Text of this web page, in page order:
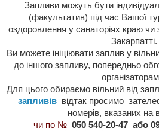
Запливи можуть бути
(факультатив) під час Вашої
оздоровлення у санаторіях краю чи
Закарпатті.
Ви можете ініціювати заплив у
до іншого запливу, попередньо
Для цього обираємо вільний від
запливів відтак просимо
номерів, вказаних на
чи по № 050 540-20-47 або